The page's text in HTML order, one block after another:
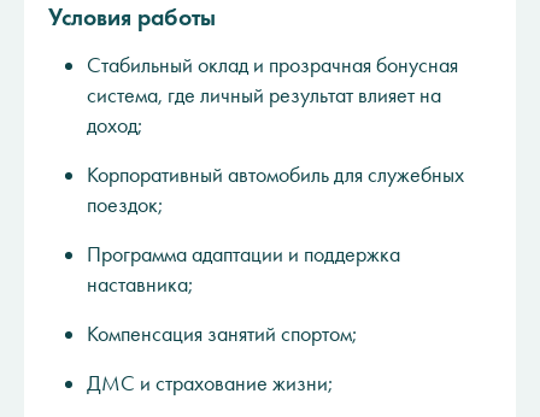
Условия работы
Стабильный оклад и прозрачная бонусная
система, где личный результат влияет на
доход;
Корпоративный автомобиль для служебных
поездок;
Программа адаптации и поддержка
наставника;
Компенсация занятий спортом;
ДМС и страхование жизни;